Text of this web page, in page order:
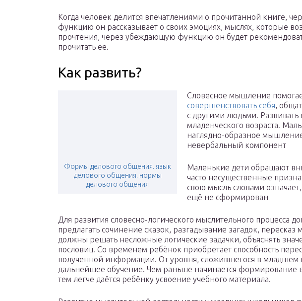
Когда человек делится впечатлениями о прочитанной книге,
функцию он рассказывает о своих эмоциях, мыслях, которые
прочтения, через убеждающую функцию он будет
прочитать ее.
Как развить?
Формы делового общения. язык
делового общения. нормы
делового общения
Словесное мышление
совершенствовать себя,
с другими людьми. Развивать
младенческого возраста.
наглядно-образное
невербальный компонент
Маленькие дети обращают
часто несущественные
свою мысль словами
ещё не сформирован
Для развития словесно-логического мыслительного процесса
предлагать сочинение сказок, разгадывание загадок,
должны решать несложные логические задачки, объяснять
пословиц. Со временем ребёнок приобретает способность
полученной информации. От уровня, сложившегося в младшем
дальнейшее обучение. Чем раньше начинается формирование
тем легче даётся ребёнку усвоение учебного материала.